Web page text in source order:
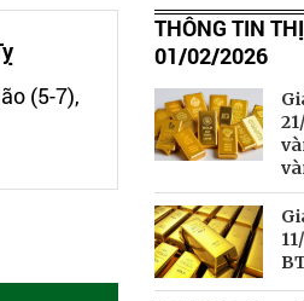
(5-7),
THÔNG TIN
01/02/2026